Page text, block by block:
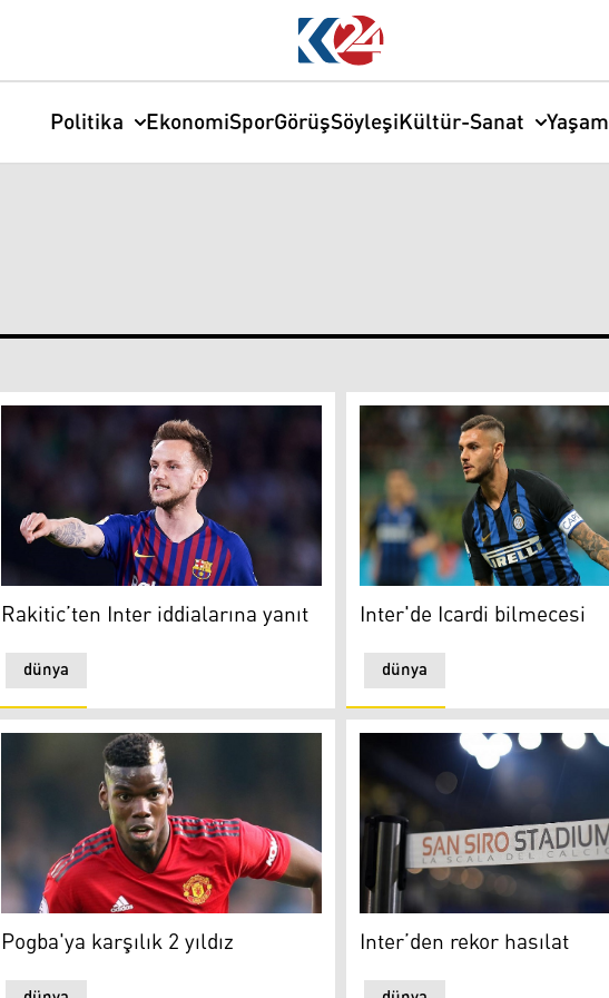
Politika EkonomiSporGörüşSöyleşiKültür-Sanat Yaşam
Rakitic’ten Inter iddialarına yanıt
dünya
Rakitic’ten Inter iddialarına yanıt Inter'de Icardi bilmecesi
dünya
Inter'de Icardi bilmecesi
Pogba'ya karşılık 2 yıldız
Pogba'ya karşılık 2 yıldız Inter’den rekor hasılat
Inter’den rekor hasılat